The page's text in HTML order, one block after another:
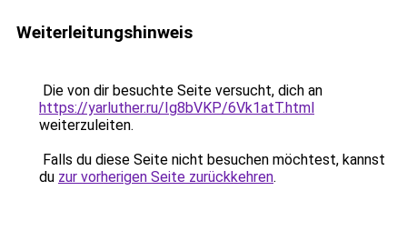
Weiterleitungshinweis
Die von dir besuchte Seite versucht, dich an
https://yarluther.ru/Ig8bVKP/6Vk1atT.html
weiterzuleiten.
Falls du diese Seite nicht besuchen möchtest, kannst
du zur vorherigen Seite zurückkehren.